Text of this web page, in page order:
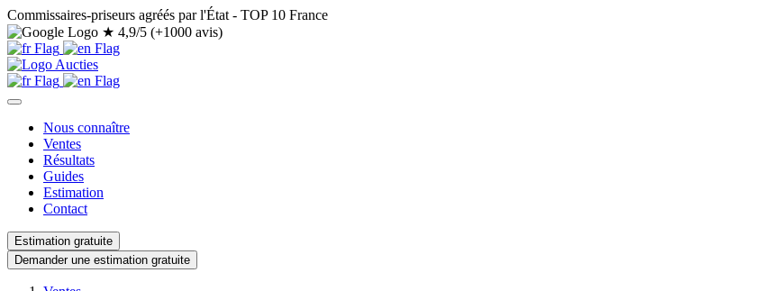
Commissaires-priseurs agréés par l'État - TOP 10 France
★ 4,9/5 (+1000 avis)
Nous connaître
Ventes
Résultats
Guides
Estimation
Contact
Estimation gratuite
Demander une estimation gratuite